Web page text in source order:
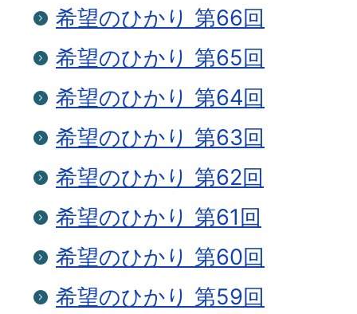
希望のひかり 第66回
希望のひかり 第65回
希望のひかり 第64回
希望のひかり 第63回
希望のひかり 第62回
希望のひかり 第61回
希望のひかり 第60回
希望のひかり 第59回